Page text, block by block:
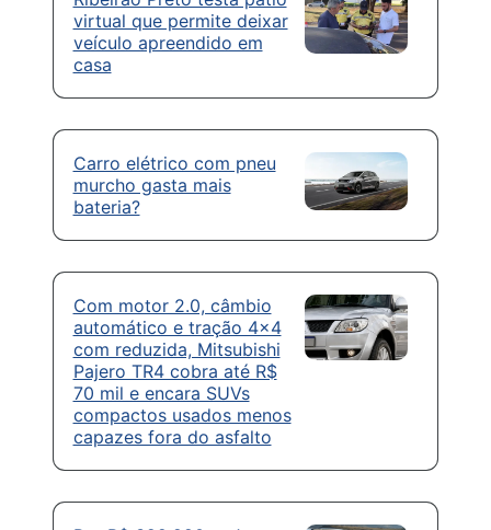
virtual que permite deixar
veículo apreendido em
casa
Carro elétrico com pneu
murcho gasta mais
bateria?
Com motor 2.0, câmbio
automático e tração 4×4
com reduzida, Mitsubishi
Pajero TR4 cobra até R$
70 mil e encara SUVs
compactos usados menos
capazes fora do asfalto